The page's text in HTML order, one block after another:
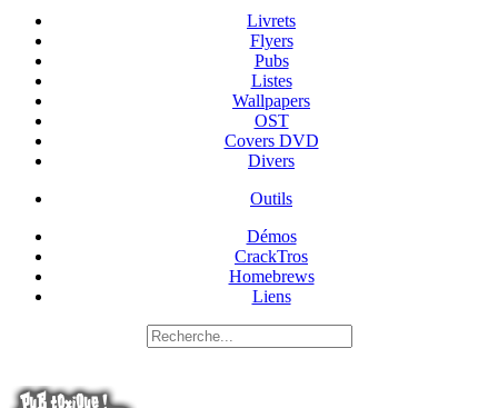
Livrets
Flyers
Pubs
Listes
Wallpapers
OST
Covers DVD
Divers
Outils
Démos
CrackTros
Homebrews
Liens